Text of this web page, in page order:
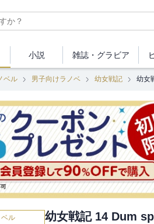
小説 雑誌・ グラビア
ベル 男子向けラノベ 幼女戦記 幼女
ル 幼女戦記 14 Dum